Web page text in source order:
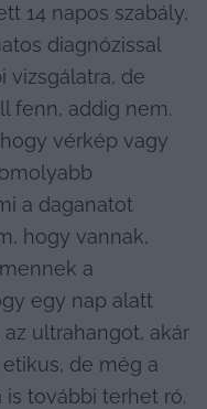
14 napos szabály,
diagnózissal
vizsgálatra, de
fenn, addig nem.
vérkép vagy
a daganatot
hogy vannak,
a
egy nap alatt
ultrahangot, akár
de még a
további terhet ró.